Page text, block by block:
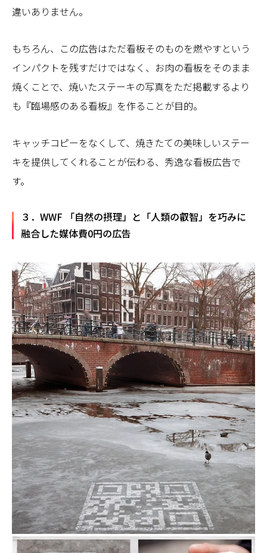
違いありません。
もちろん、この広告はただ看板そのものを燃やすという
インパクトを残すだけではなく、お肉の看板をそのまま
焼くことで、焼いたステーキの写真をただ掲載するより
も『臨場感のある看板』を作ることが目的。
キャッチコピーをなくして、焼きたての美味しいステー
キを提供してくれることが伝わる、秀逸な看板広告で
す。
３．WWF 「自然の摂理」と「人類の叡智」を巧みに
融合した媒体費0円の広告